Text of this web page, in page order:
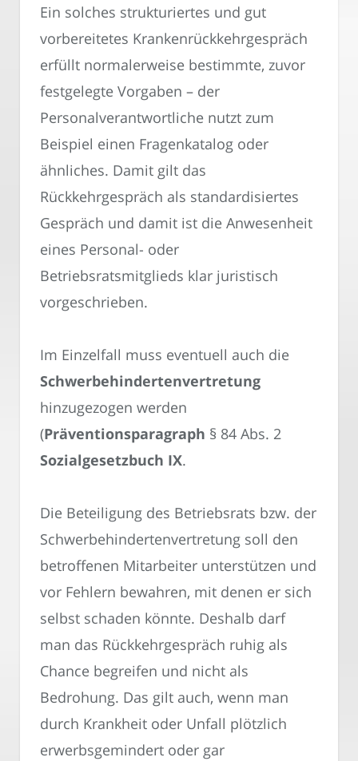
Ein solches strukturiertes und gut
vorbereitetes Krankenrückkehrgespräch
erfüllt normalerweise bestimmte, zuvor
festgelegte Vorgaben – der
Personalverantwortliche nutzt zum
Beispiel einen Fragenkatalog oder
ähnliches. Damit gilt das
Rückkehrgespräch als standardisiertes
Gespräch und damit ist die Anwesenheit
eines Personal- oder
Betriebsratsmitglieds klar juristisch
vorgeschrieben.
Im Einzelfall muss eventuell auch die
Schwerbehindertenvertretung
hinzugezogen werden
(Präventionsparagraph § 84 Abs. 2
Sozialgesetzbuch IX.
Die Beteiligung des Betriebsrats bzw. der
Schwerbehindertenvertretung soll den
betroffenen Mitarbeiter unterstützen und
vor Fehlern bewahren, mit denen er sich
selbst schaden könnte. Deshalb darf
man das Rückkehrgespräch ruhig als
Chance begreifen und nicht als
Bedrohung. Das gilt auch, wenn man
durch Krankheit oder Unfall plötzlich
erwerbsgemindert oder gar